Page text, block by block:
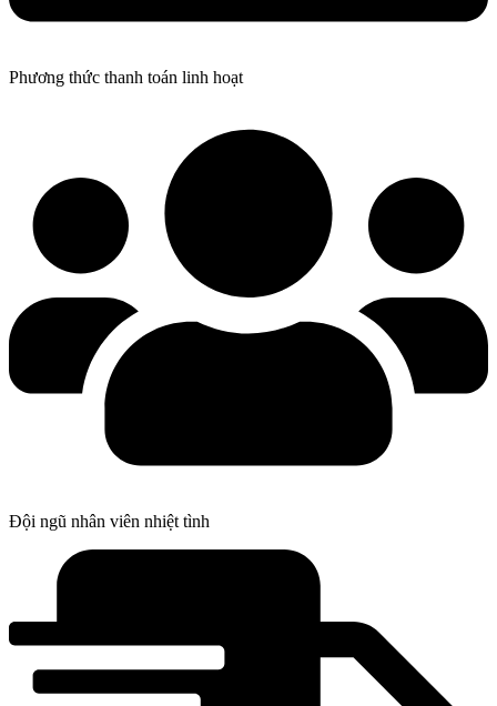
Phương thức thanh toán linh hoạt
Đội ngũ nhân viên nhiệt tình